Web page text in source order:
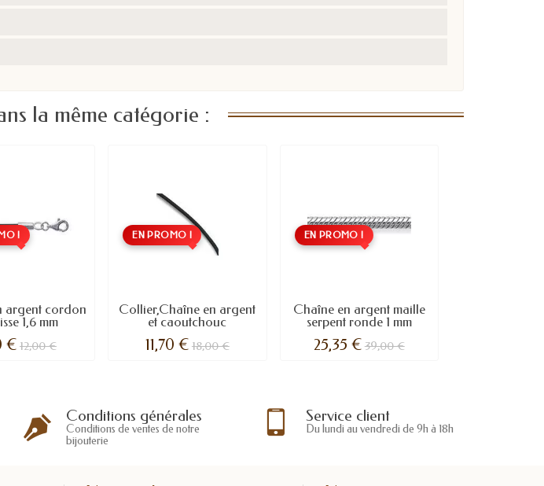
la même catégorie :
!
argent cordon
1,6 mm
€ 12,00 €
EN PROMO !
Collier,Chaîne en argent
et caoutchouc
11,70 € 18,00 €
EN PROMO !
Chaîne en argent maille
serpent ronde 1 mm
25,35 € 39,00 €
Conditions générales
Conditions de ventes de notre
bijouterie
Service client
Du lundi au vendredi de 9h à 18h